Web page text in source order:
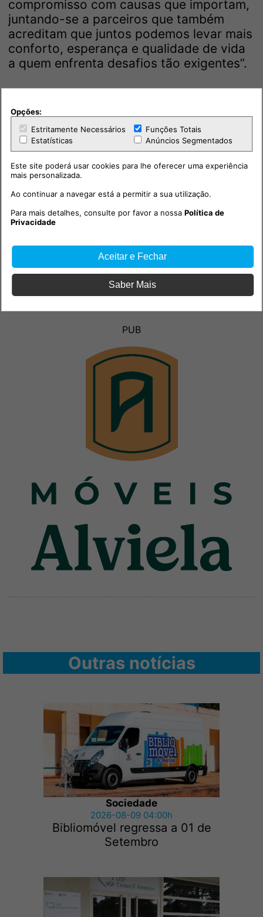
compromisso com causas que importam,
juntando-se a parceiros que também
acreditam que juntos podemos levar mais
conforto, esperança e qualidade de vida
a quem enfrenta desafios tão exigentes”.
PUB
Outras notícias
Sociedade
2026-08-09 04:00h
Bibliomóvel regressa a 01 de
Setembro
Opções:
Estritamente Necessários
Funções Totais
Estatísticas
Anúncios Segmentados
Este site poderá usar cookies para lhe oferecer uma experiência
mais personalizada.
Ao continuar a navegar está a permitir a sua utilização.
Para mais detalhes, consulte por favor a nossaPolítica de
Privacidade
Aceitar e Fechar
Saber Mais